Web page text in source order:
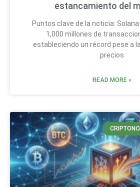
estancamiento del
Puntos clave de la noticia:
1,000 millones de
estableciendo un récord pese a
precios
READ MORE »